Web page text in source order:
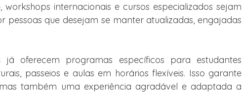
internacionais e cursos especializados sejam
pessoas que desejam se manter atualizadas, engajadas
já oferecem programas específicos para estudantes
passeios e aulas em horários flexíveis. Isso garante
também uma experiência agradável e adaptada a